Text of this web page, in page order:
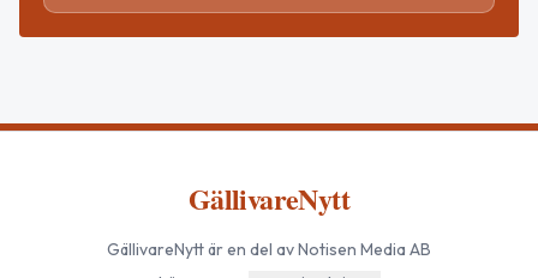
GällivareNytt
GällivareNyttär en del av Notisen Media AB